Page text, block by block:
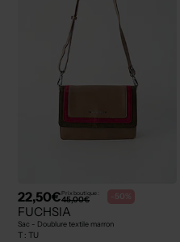
22,50€Prix boutique :
45,00€ -50%
FUCHSIA
Sac - Doublure textile marron
T : TU